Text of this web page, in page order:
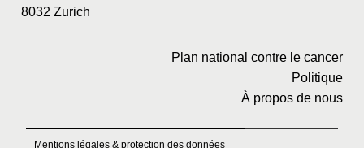
8032 Zurich
Plan national contre le cancer
Politique
À propos de nous
Mentions légales & protection des données